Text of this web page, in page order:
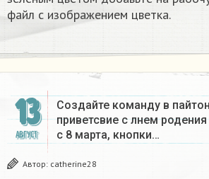
файл с изображением цветка.
13
АВГУСТ
Создайте команду в
приветсвие с лнем
с 8 марта, кнопки…
Автор: catherine28